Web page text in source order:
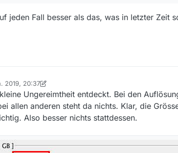
ist vom 02.01.2019 20 Uhr.
jeden Fall besser als das, was in letzter Zeit
2019, 20:37
mac-christian
Ungereimtheit entdeckt. Bei den
allen anderen steht da nichts. Klar, die
Also besser nichts stattdessen.